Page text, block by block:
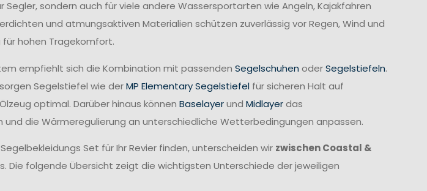
Segler, sondern auch für viele andere Wassersportarten wie Angeln, Kajakfahren
und atmungsaktiven Materialien schützen zuverlässig vor Regen, Wind und
hohen Tragekomfort.
empfiehlt sich die Kombination mit passenden Segelschuhen oderSegelstiefeln.
Segelstiefel wie derMP Elementary Segelstiefelfür sicheren Halt auf
optimal. Darüber hinaus können Baselayerund Midlayerdas
und die Wärmeregulierung an unterschiedliche Wetterbedingungen anpassen.
Set für Ihr Revier finden, unterscheiden wir zwischen Coastal &
Die folgende Übersicht zeigt die wichtigsten Unterschiede der jeweiligen